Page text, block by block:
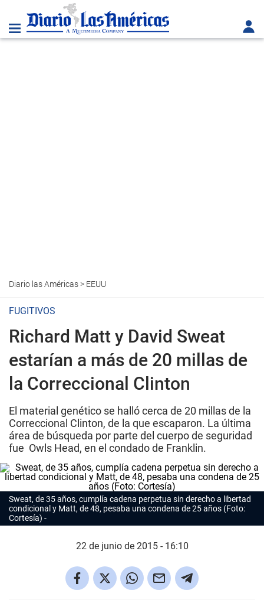
Diario las Américas> EEUU
FUGITIVOS
Richard Matt y David Sweat
estarían a más de 20 millas de
la Correccional Clinton
El material genético se halló cerca de 20 millas de la
Correccional Clinton, de la que escaparon. La última
área de búsqueda por parte del cuerpo de seguridad
fue Owls Head, en el condado de Franklin.
Sweat, de 35 años, cumplía cadena perpetua sin derecho a libertad
condicional y Matt, de 48, pesaba una condena de 25 años (Foto:
Cortesía)
22 de junio de 2015 - 16:10